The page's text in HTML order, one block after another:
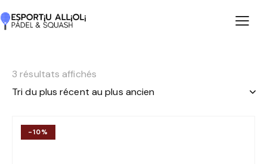
3 résultats affichés
-10%